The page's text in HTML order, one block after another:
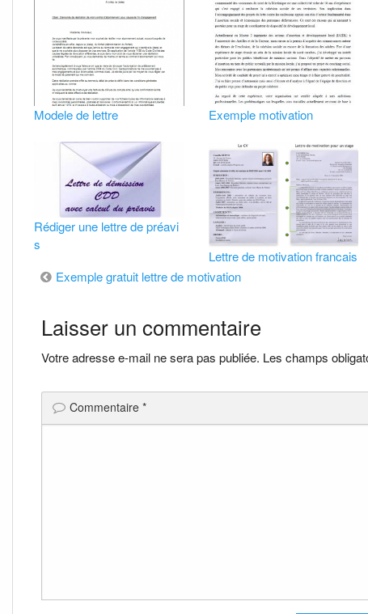
Modele de lettre Exemple motivation
Rédiger une lettre de préavi
s
Lettre de motivation francais
Navigation
de
l’article
Exemple gratuit lettre de motivation
Laisser un commentaire
Votre adresse e-mail ne sera pas publiée. Les champs
Commentaire *